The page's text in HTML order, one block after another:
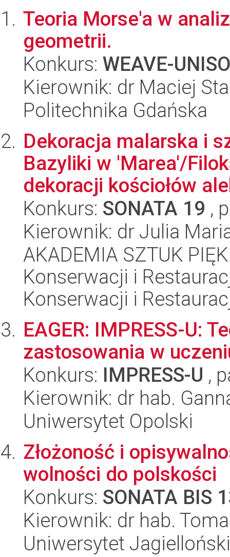
Teoria Morse'a w
geometrii.
Konkurs: WEAVE-
Kierownik: dr Maciej
Politechnika Gdańska
Dekoracja malarska i
Bazyliki w 'Marea'/
dekoracji kościołów
Konkurs: SONATA 19 ,
Kierownik: dr Julia
AKADEMIA SZTUK
Konserwacji i
Konserwacji i
EAGER: IMPRESS-U:
zastosowania w
Konkurs: IMPRESS-U ,
Kierownik: dr hab.
Uniwersytet Opolski
Złożoność i
wolności do polskości
Konkurs: SONATA BIS
Kierownik: dr hab.
Uniwersytet